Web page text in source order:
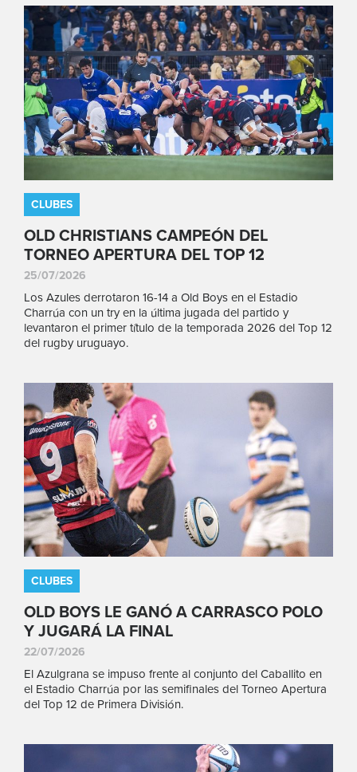
CLUBES
OLD CHRISTIANS CAMPEÓN DEL
TORNEO APERTURA DEL TOP 12
25/07/2026
Los Azules derrotaron 16-14 a Old Boys en el Estadio
Charrúa con un try en la última jugada del partido y
levantaron el primer título de la temporada 2026 del Top 12
del rugby uruguayo.
CLUBES
OLD BOYS LE GANÓ A CARRASCO POLO
Y JUGARÁ LA FINAL
22/07/2026
El Azulgrana se impuso frente al conjunto del Caballito en
el Estadio Charrúa por las semifinales del Torneo Apertura
del Top 12 de Primera División.